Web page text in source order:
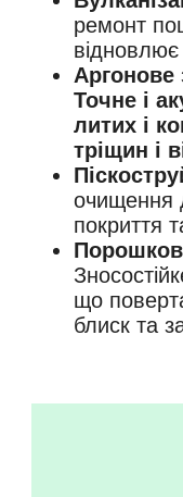
ремонт
відновлює
Аргонове
Точне і
литих і
тріщин і
очищення
покриття
що
блиск та